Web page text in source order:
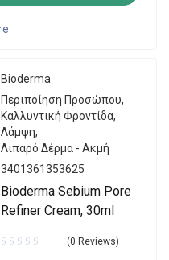
Bioderma
Περιποίηση Προσώπου,
Καλλυντική Φροντίδα,
Λάμψη,
Λιπαρό Δέρμα - Ακμή
3401361353625
Bioderma Sebium Pore
Refiner Cream, 30ml
(0 Reviews)